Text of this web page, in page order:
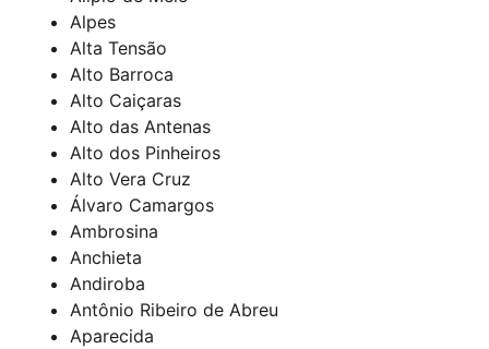
Alpes
Alta Tensão
Alto Barroca
Alto Caiçaras
Alto das Antenas
Alto dos Pinheiros
Alto Vera Cruz
Álvaro Camargos
Ambrosina
Anchieta
Andiroba
Antônio Ribeiro de Abreu
Aparecida